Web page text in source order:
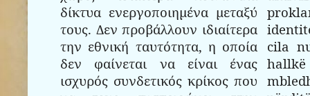
δίκτυα ενεργοποιημένα μεταξύ
τους. Δεν προβάλλουν ιδιαίτερα
την εθνική ταυτότητα, η οποία
δεν φαίνεται να είναι ένας
ισχυρός συνδετικός κρίκος που
cila